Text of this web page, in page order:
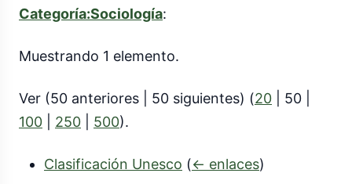
Categoría:Sociología:
Muestrando 1 elemento.
Ver (50 anteriores 50 siguientes) (20 50
100
250 500).
Clasificación Unesco (← enlaces)